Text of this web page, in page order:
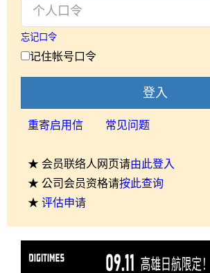
忘记口令
记住帐号口令
登入
重寄启用信 常见问题
★ 会员联络人网页请由此登入
★ 公司会员资格请按此查询
★ 评估申请